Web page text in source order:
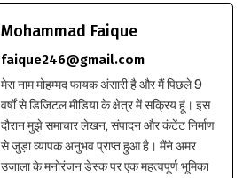
Mohammad Faique
faique246@gmail.com
मेरा नाम मोहम्मद फायक अंसारी है और मैं पिछले 9
वर्षों से डिजिटल मीडिया के क्षेत्र में सक्रिय हूं। इस
दौरान मुझे समाचार लेखन, संपादन और कंटेंट निर्माण
से जुड़ा व्यापक अनुभव प्राप्त हुआ है। मैंने अमर
उजाला के मनोरंजन डेस्क पर एक महत्वपूर्ण भूमिका